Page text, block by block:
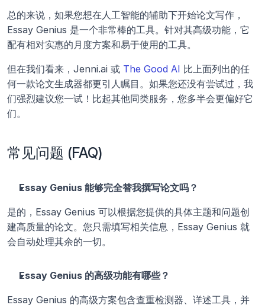
总的来说，如果您想在人工智能的辅助下开始论文写作，
Essay Genius 是一个非常棒的工具。针对其高级功能，它
配有相对实惠的月度方案和易于使用的工具。
但在我们看来，Jenni.ai 或 The Good AI 比上面列出的任
何一款论文生成器都更引人瞩目。如果您还没有尝试过，我
们强烈建议您一试！比起其他同类服务，您多半会更偏好它
们。
常见问题 (FAQ)
Essay Genius 能够完全替我撰写论文吗？
是的，Essay Genius 可以根据您提供的具体主题和问题创
建高质量的论文。您只需填写相关信息，Essay Genius 就
会自动处理其余的一切。
Essay Genius 的高级功能有哪些？
Essay Genius 的高级方案包含查重检测器、详述工具，并